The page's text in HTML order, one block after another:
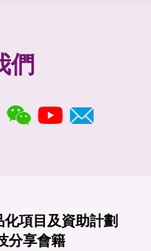
們
化項目及資助計劃
分享會籍